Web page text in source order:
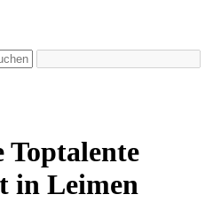
in Leimen